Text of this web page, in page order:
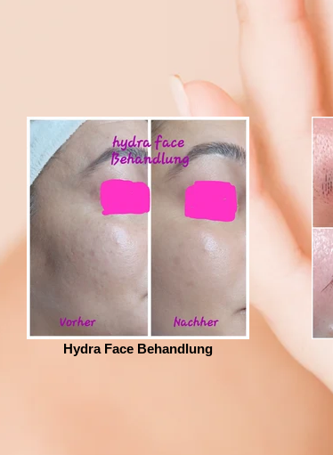
Hydra Face Behandlung